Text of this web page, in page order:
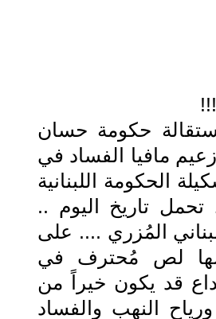
حكومة حسان
مافيا الفساد في
الحكومة اللبنانية
تاريخ اليوم ..
المُزري .... على
لص مُحترف في
قد يكون خيراً من
النهب والفساد